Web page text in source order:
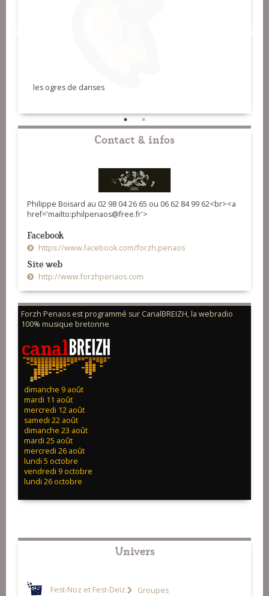
les ogres de danses
Contact & infos
Philippe Boisard au 02 98 04 26 65 ou 06 62 84 99 62<br><a
href='mailto:philpenaos@free.fr'>
Facebook
https://www.facebook.com/forzh.penaos
Site web
http://www.forzhpenaos.com
Forzh Penaos est programmé sur CanalBREIZH, la webradio
100% musique bretonne
dimanche 9 août
mardi 11 août
mercredi 12 août
samedi 22 août
dimanche 23 août
mardi 25 août
mercredi 26 août
lundi 5 octobre
vendredi 9 octobre
lundi 26 octobre
Univers
Fest-Noz et Fest-Deiz Groupes